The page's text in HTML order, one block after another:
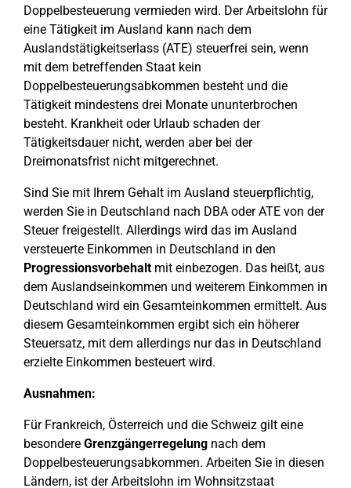
Doppelbesteuerung vermieden wird. Der Arbeitslohn für
eine Tätigkeit im Ausland kann nach dem
Auslandstätigkeitserlass (ATE) steuerfrei sein, wenn
mit dem betreffenden Staat kein
Doppelbesteuerungsabkommen besteht und die
Tätigkeit mindestens drei Monate ununterbrochen
besteht. Krankheit oder Urlaub schaden der
Tätigkeitsdauer nicht, werden aber bei der
Dreimonatsfrist nicht mitgerechnet.
Sind Sie mit Ihrem Gehalt im Ausland steuerpflichtig,
werden Sie in Deutschland nach DBA oder ATE von der
Steuer freigestellt. Allerdings wird das im Ausland
versteuerte Einkommen in Deutschland in den
Progressionsvorbehaltmit einbezogen. Das heißt, aus
dem Auslandseinkommen und weiterem Einkommen in
Deutschland wird ein Gesamteinkommen ermittelt. Aus
diesem Gesamteinkommen ergibt sich ein höherer
Steuersatz, mit dem allerdings nur das in Deutschland
erzielte Einkommen besteuert wird.
Ausnahmen:
Für Frankreich, Österreich und die Schweiz gilt eine
besondere Grenzgängerregelung nach dem
Doppelbesteuerungsabkommen. Arbeiten Sie in diesen
Ländern, ist der Arbeitslohn im Wohnsitzstaat